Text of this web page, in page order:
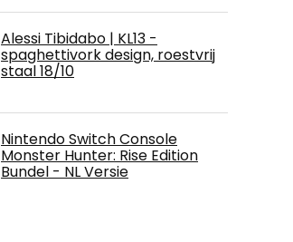
Alessi Tibidabo | KL13 -
spaghettivork design, roestvrij
staal 18/10
Nintendo Switch Console
Monster Hunter: Rise Edition
Bundel - NL Versie